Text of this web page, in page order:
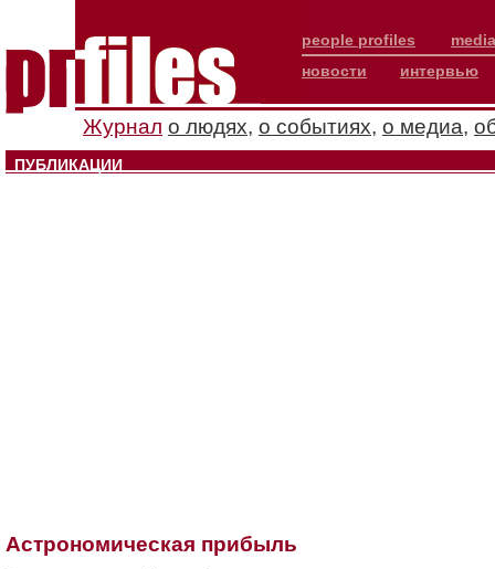
people profiles
новости
интервью
Журнал о людях, о событиях, о медиа,
ПУБЛИКАЦИИ
Астрономическая прибыль